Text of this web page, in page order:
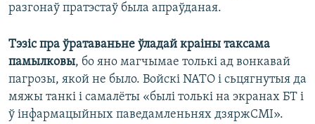
разгонаў пратэстаў была апраўданая.
Тэзіс пра ўратаваньне ўладай краіны таксама
памылковы, бо яно магчымае толькі ад вонкавай
пагрозы, якой не было. Войскі NATO і сьцягнутыя да
мяжы танкі і самалёты «былі толькі на экранах БТ і
ў інфармацыйных паведамленьнях дзяржСМІ».